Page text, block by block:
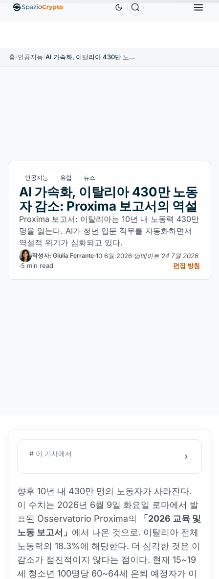
TetherUSDTUS$0.9991↑0.00% US$586.64 USDC
홈/인공지능/ AI 가속화, 이탈리아 430만 노동자 감소: Proxima 보고서의 역설
인공지능 유럽 뉴스
AI 가속화, 이탈리아 430만 노동
자 감소: Proxima 보고서의 역설
Proxima 보고서: 이탈리아는 10년 내 노동력 430만
명을 잃는다. AI가 청년 입문 직무를 자동화하면서
역설적 위기가 심화되고 있다.
작성자: Giulia Ferrante 10 6월 2026 업데이트 24 7월 2026
5 min read
편집 방침
# 이 기사에서
향후 10년 내 430만 명의 노동자가 사라진다.
이 수치는 2026년 6월 9일 화요일 로마에서 발
표된 Osservatorio Proxima의
「2026 교육 및
노동 보고서」 에서 나온 것으로. 이탈리아 전체
노동력의 18.3%에 해당한다. 더 심각한 것은 이
감소가 점진적이지 않다는 점이다. 현재 15~19
세 청소년 100명당 60~64세 은퇴 예정자가 이